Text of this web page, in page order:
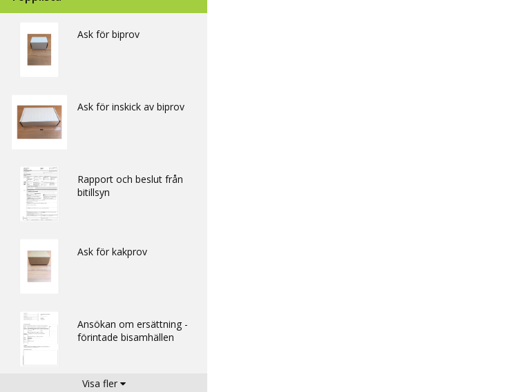
Ask för biprov
Ask för inskick av biprov
Rapport och beslut från
bitillsyn
Ask för kakprov
Ansökan om ersättning -
förintade bisamhällen
Visa fler